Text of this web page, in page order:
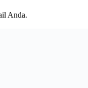
Anda.